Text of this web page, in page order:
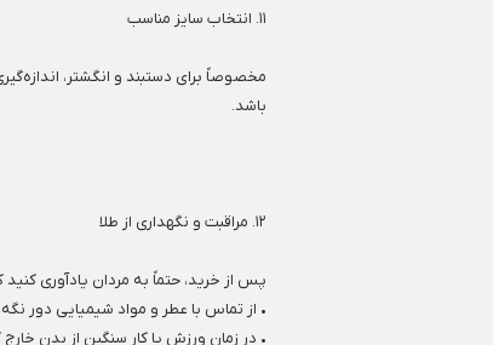
۱۱. انتخاب سایز مناسب
مخصوصاً برای دستبند و انگشتر،
باشد.
۱۲. مراقبت و نگهداری از طلا
پس از خرید، حتماً به مردان یادآوری کنید
• از تماس با عطر و مواد شیمیایی دور نگه
• در زمان ورزش یا کار سنگین از بدن خارج